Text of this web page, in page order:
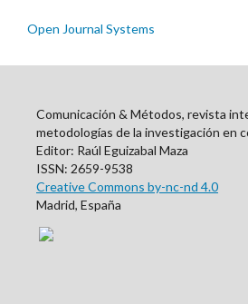
Open Journal Systems
Comunicación & Métodos, revista
metodologías de la investigación en
Editor: Raúl Eguizabal Maza
ISSN: 2659-9538
Creative Commons by-nc-nd 4.0
Madrid, España